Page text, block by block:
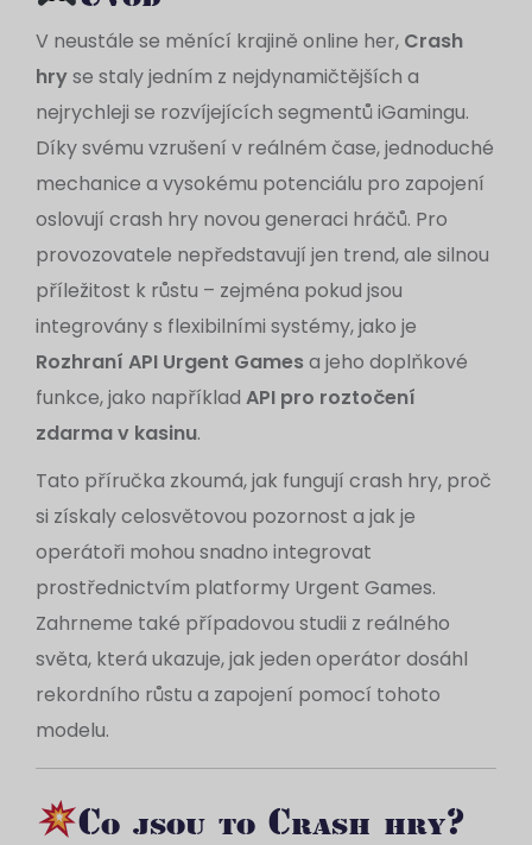
V neustále se měnící krajině online her, Crash
hryse staly jedním z nejdynamičtějších a
nejrychleji se rozvíjejících segmentů iGamingu.
Díky svému vzrušení v reálném čase, jednoduché
mechanice a vysokému potenciálu pro zapojení
oslovují crash hry novou generaci hráčů. Pro
provozovatele nepředstavují jen trend, ale silnou
příležitost k růstu – zejména pokud jsou
integrovány s flexibilními systémy, jako je
Rozhraní API Urgent Gamesa jeho doplňkové
funkce, jako například API pro roztočení
zdarma v kasinu.
Tato příručka zkoumá, jak fungují crash hry, proč
si získaly celosvětovou pozornost a jak je
operátoři mohou snadno integrovat
prostřednictvím platformy Urgent Games.
Zahrneme také případovou studii z reálného
světa, která ukazuje, jak jeden operátor dosáhl
rekordního růstu a zapojení pomocí tohoto
modelu.
Co jsou to Crash hry?